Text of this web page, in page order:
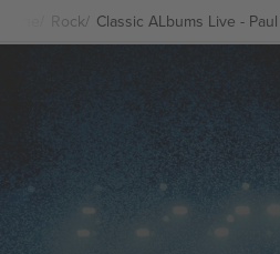
Rock Classic ALbums Live -